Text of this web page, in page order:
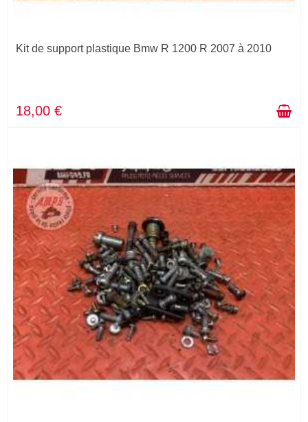
Kit de support plastique Bmw R 1200 R 2007 à 2010
18,00 €